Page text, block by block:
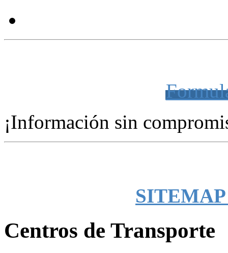
¡Información sin
Centros de Transporte